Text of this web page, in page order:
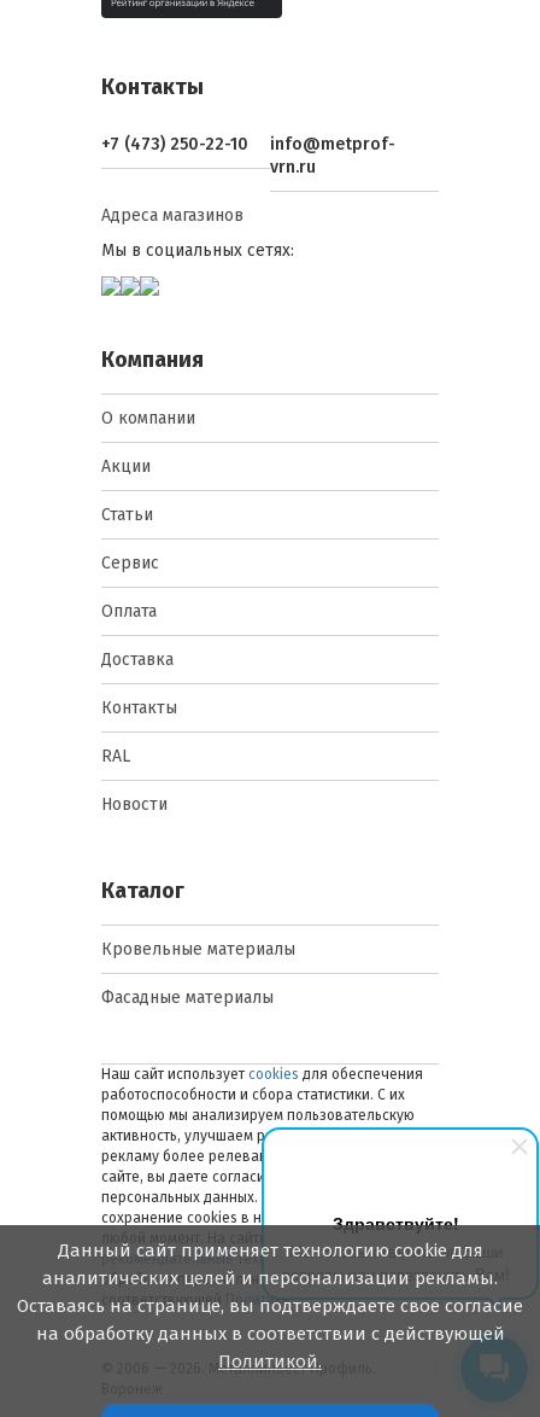
Здравствуйте!
Мы готовы ответить на Ваши
вопросы или перезвонить Вам!
Контакты
+7 (473) 250-22-10
info@metprof-
vrn.ru
Адреса магазинов
Мы в социальных сетях:
Компания
О компании
Акции
Статьи
Сервис
Оплата
Доставка
Контакты
RAL
Новости
Каталог
Кровельные материалы
Фасадные материалы
Наш сайт использует cookies для обеспечения
работоспособности и сбора статистики. С их
помощью мы анализируем пользовательскую
активность, улучшаем работу сайта и делаем
рекламу более релевантной. Оставаясь на
сайте, вы даете согласие на обработку ваших
персональных данных. Вы можете отключить
сохранение cookies в настройках браузера в
любой момент. На сайте также применяются
рекомендательные технологии. Подробнее об
обработке персональных данных — в
соответствующей
Политике.
© 2006 — 2026. Металлинвест Профиль.
Данный сайт применяет технологию cookie для
аналитических целей и персонализации рекламы.
Оставаясь на странице, вы подтверждаете свое согласие
на обработку данных в соответствии с действующей
Политикой.